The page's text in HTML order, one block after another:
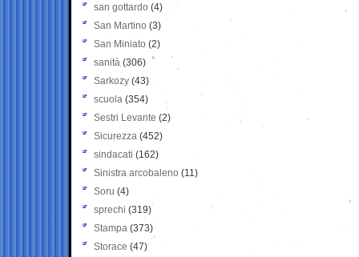
san gottardo (4)
San Martino (3)
San Miniato (2)
sanità (306)
Sarkozy (43)
scuola (354)
Sestri Levante (2)
Sicurezza (452)
sindacati (162)
Sinistra arcobaleno (11)
Soru (4)
sprechi (319)
Stampa (373)
Storace (47)